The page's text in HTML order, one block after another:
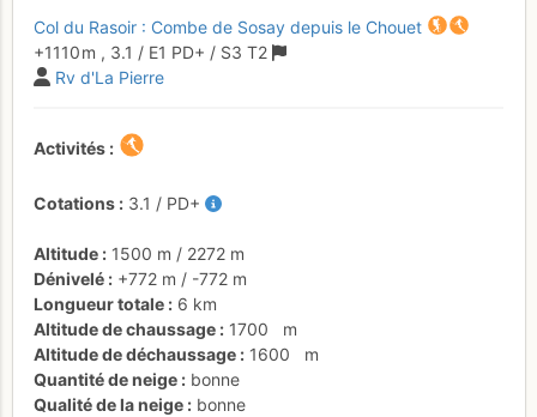
Col du Rasoir : Combe de Sosay depuis le Chouet
+1110 m , 3.1 / E1 PD+ / S3 T2
Rv d'La Pierre
Activités
Cotations 3.1 / PD+
Altitude 1500 m / 2272 m
Dénivelé
+772 m / -772 m
Longueur totale
6 km
Altitude de chaussage
1700
m
Altitude de déchaussage
1600
m
Quantité de neige
bonne
Qualité de la neige
bonne